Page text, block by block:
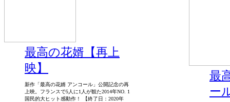
最高の花婿【再上
映】
新作「最高の花婿 アンコール」公開記念の再
上映。フランスで5人に1人が観た2014年NO. 1
国民的大ヒット感動作！ 【終了日：2020年
最
ー